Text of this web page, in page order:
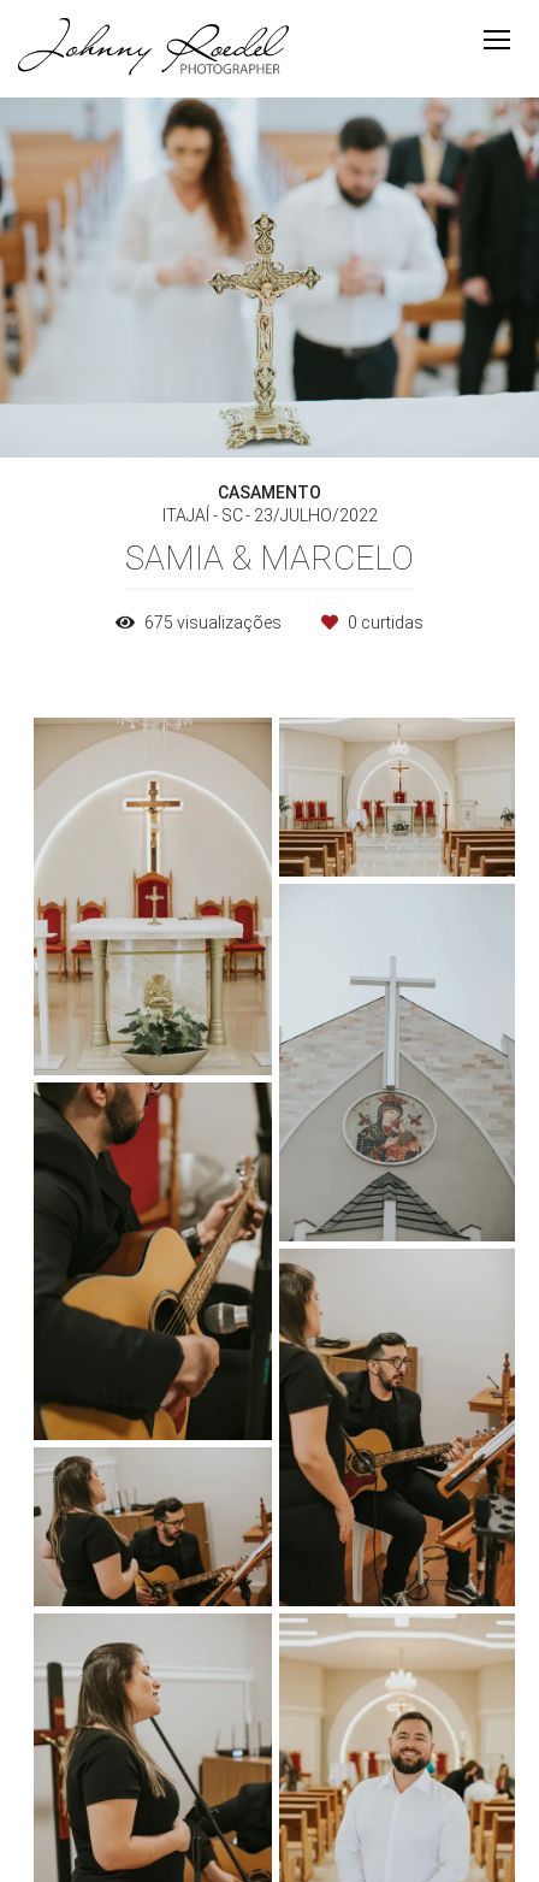
CASAMENTO
ITAJAÍ - SC
23/JULHO/2022
SAMIA & MARCELO
675 visualizações 0 curtidas